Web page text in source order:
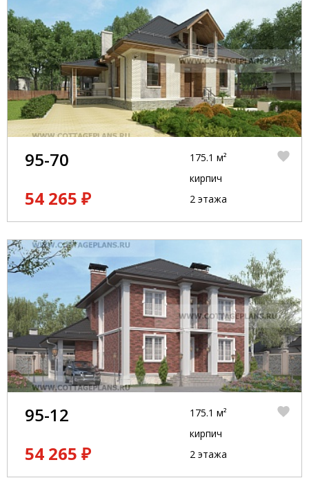
95-70
54 265 ₽
175.1 м²
кирпич
2 этажа
95-12
54 265 ₽
175.1 м²
кирпич
2 этажа